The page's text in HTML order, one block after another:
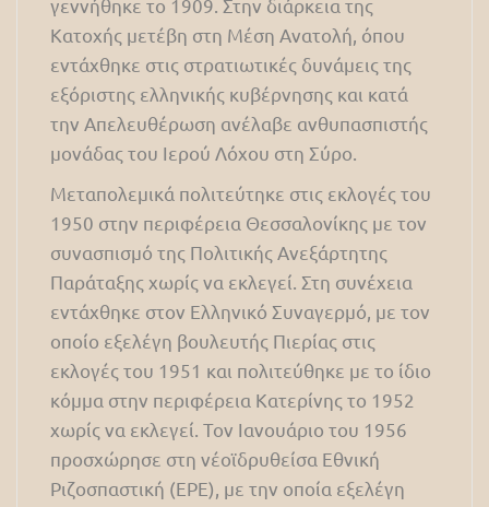
γεννήθηκε το 1909. Στην διάρκεια της
Κατοχής μετέβη στη Μέση Ανατολή, όπου
εντάχθηκε στις στρατιωτικές δυνάμεις της
εξόριστης ελληνικής κυβέρνησης και κατά
την Απελευθέρωση ανέλαβε ανθυπασπιστής
μονάδας του Ιερού Λόχου στη Σύρο.
Μεταπολεμικά πολιτεύτηκε στις εκλογές του
1950 στην περιφέρεια Θεσσαλονίκης με τον
συνασπισμό της Πολιτικής Ανεξάρτητης
Παράταξης χωρίς να εκλεγεί. Στη συνέχεια
εντάχθηκε στον Ελληνικό Συναγερμό, με τον
οποίο εξελέγη βουλευτής Πιερίας στις
εκλογές του 1951 και πολιτεύθηκε με το ίδιο
κόμμα στην περιφέρεια Κατερίνης το 1952
χωρίς να εκλεγεί. Τον Ιανουάριο του 1956
προσχώρησε στη νέοϊδρυθείσα Εθνική
Ριζοσπαστική (ΕΡΕ), με την οποία εξελέγη